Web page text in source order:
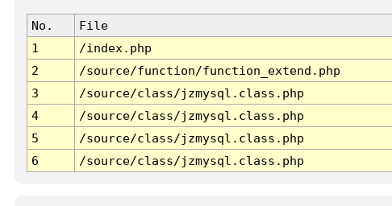
No. File
1
/index.php
2
/source/function/function_extend.php
3
/source/class/jzmysql.class.php
4
/source/class/jzmysql.class.php
5
/source/class/jzmysql.class.php
6
/source/class/jzmysql.class.php